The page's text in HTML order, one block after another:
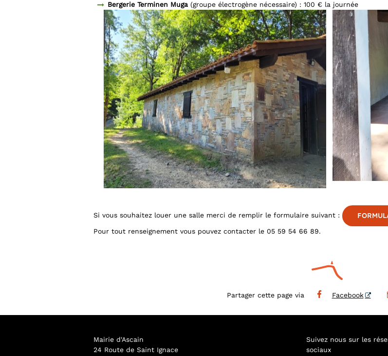
Bergerie Terminen Muga (groupe électrogène nécessaire) : 100 € la journée
Si vous souhaitez louer une salle merci de remplir le formulaire suivant :
Pour tout renseignement vous pouvez contacter le 05 59 54 66 89.
Partager cette page via Facebook
Mairie d'Ascain
24 Route de Saint Ignace
Suivez nous sur les
sociaux